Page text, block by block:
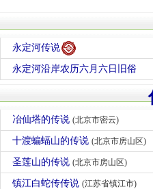
永定河传说
永定河沿岸农历六月六日旧俗
冶仙塔的传说 (北京市密云)
十渡蝙蝠山的传说 (北京市房山区)
圣莲山的传说 (北京市房山区)
镇江白蛇传传说 (江苏省镇江市)